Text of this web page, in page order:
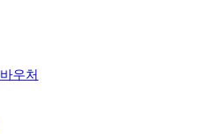
우처